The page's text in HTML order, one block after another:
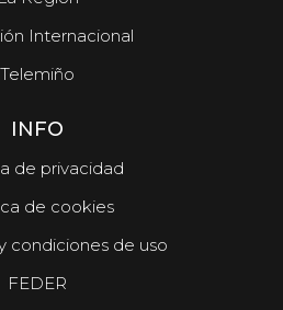
Internacional
Telemiño
INFO
de privacidad
de cookies
condiciones de uso
FEDER